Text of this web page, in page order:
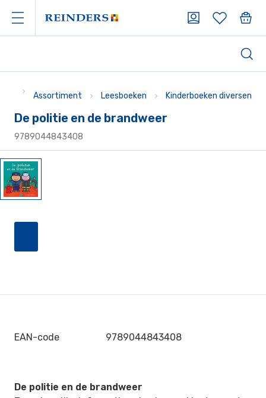
Assortiment Leesboeken Kinderboeken diversen
De politie en de brandweer
9789044843408
EAN-code 9789044843408
De politie en de brandweer